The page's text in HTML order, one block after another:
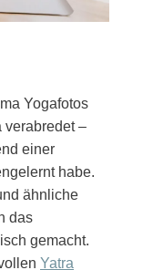
Yogafotos
verabredet –
einer
habe.
ähnliche
das
gemacht.
Yatra